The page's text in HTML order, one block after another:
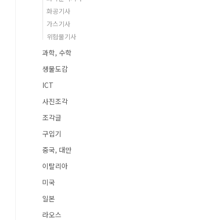
화공기사
가스기사
위험물기사
과학, 수학
생물도감
ICT
사진조각
조각글
구입기
중국, 대만
이탈리아
미국
일본
라오스